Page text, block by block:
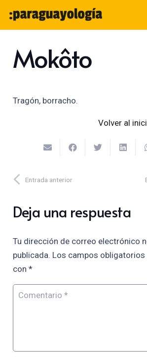
Mokôto
Tragón, borracho.
Volver al
Entrada anterior
Deja una respuesta
Tu dirección de correo electrónico
publicada. Los campos
con *